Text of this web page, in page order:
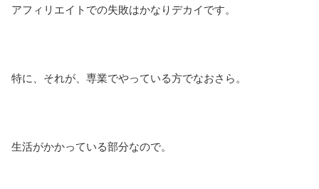
アフィリエイトでの失敗はかなりデカイです。
特に、それが、専業でやっている方でなおさら。
生活がかかっている部分なので。